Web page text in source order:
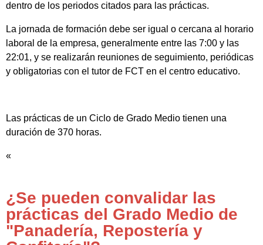
dentro de los periodos citados para las prácticas.
La jornada de formación debe ser igual o cercana al horario
laboral de la empresa, generalmente entre las 7:00 y las
22:01, y se realizarán reuniones de seguimiento, periódicas
y obligatorias con el tutor de FCT en el centro educativo.
Las prácticas de un Ciclo de Grado Medio tienen una
duración de 370 horas.
«
¿Se pueden convalidar las
prácticas del Grado Medio de
"Panadería, Repostería y